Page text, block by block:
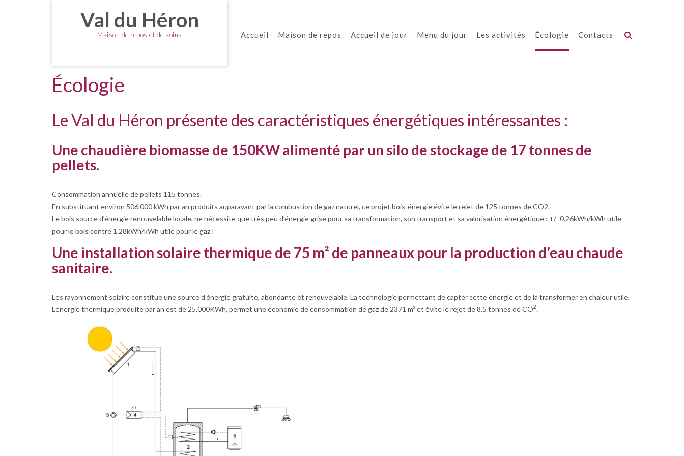
Val du Héron
Maison de repos et de soins Accueil Maison de repos Accueil de jour Menu du jour Les activités Écologie Contacts
Écologie
Le Val du Héron présente des caractéristiques énergétiques intéressantes :
Une chaudière biomasse de 150KW alimenté par un silo de stockage de 17 tonnes de
pellets.
Consommation annuelle de pellets 115 tonnes.
En substituant environ 506.000 kWh par an produits auparavant par la combustion de gaz naturel, ce projet bois-énergie évite le rejet de 125 tonnes de CO2.
Le bois source d’énergie renouvelable locale, ne nécessite que très peu d’énergie grise pour sa transformation, son transport et sa valorisation énergétique : +/- 0.26kWh/kWh utile
pour le bois contre 1.28kWh/kWh utile pour le gaz !
Une installation solaire thermique de 75 m² de panneaux pour la production d’eau chaude
sanitaire.
Les rayonnement solaire constitue une source d’énergie gratuite, abondante et renouvelable. La technologie permettant de capter cette énergie et de la transformer en chaleur utile.
L’énergie thermique produite par an est de 25.000KWh, permet une économie de consommation de gaz de 2371 m³ et évite le rejet de 8.5 tonnes de CO2.